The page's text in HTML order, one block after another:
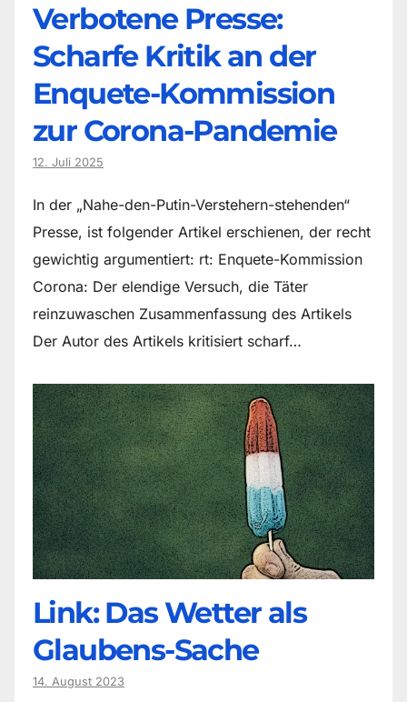
Verbotene Presse:
Scharfe Kritik an der
Enquete-Kommission
zur Corona-Pandemie
12. Juli 2025
In der „Nahe-den-Putin-Verstehern-stehenden“
Presse, ist folgender Artikel erschienen, der recht
gewichtig argumentiert: rt: Enquete-Kommission
Corona: Der elendige Versuch, die Täter
reinzuwaschen Zusammenfassung des Artikels
Der Autor des Artikels kritisiert scharf…
Link: Das Wetter als
Glaubens-Sache
14. August 2023